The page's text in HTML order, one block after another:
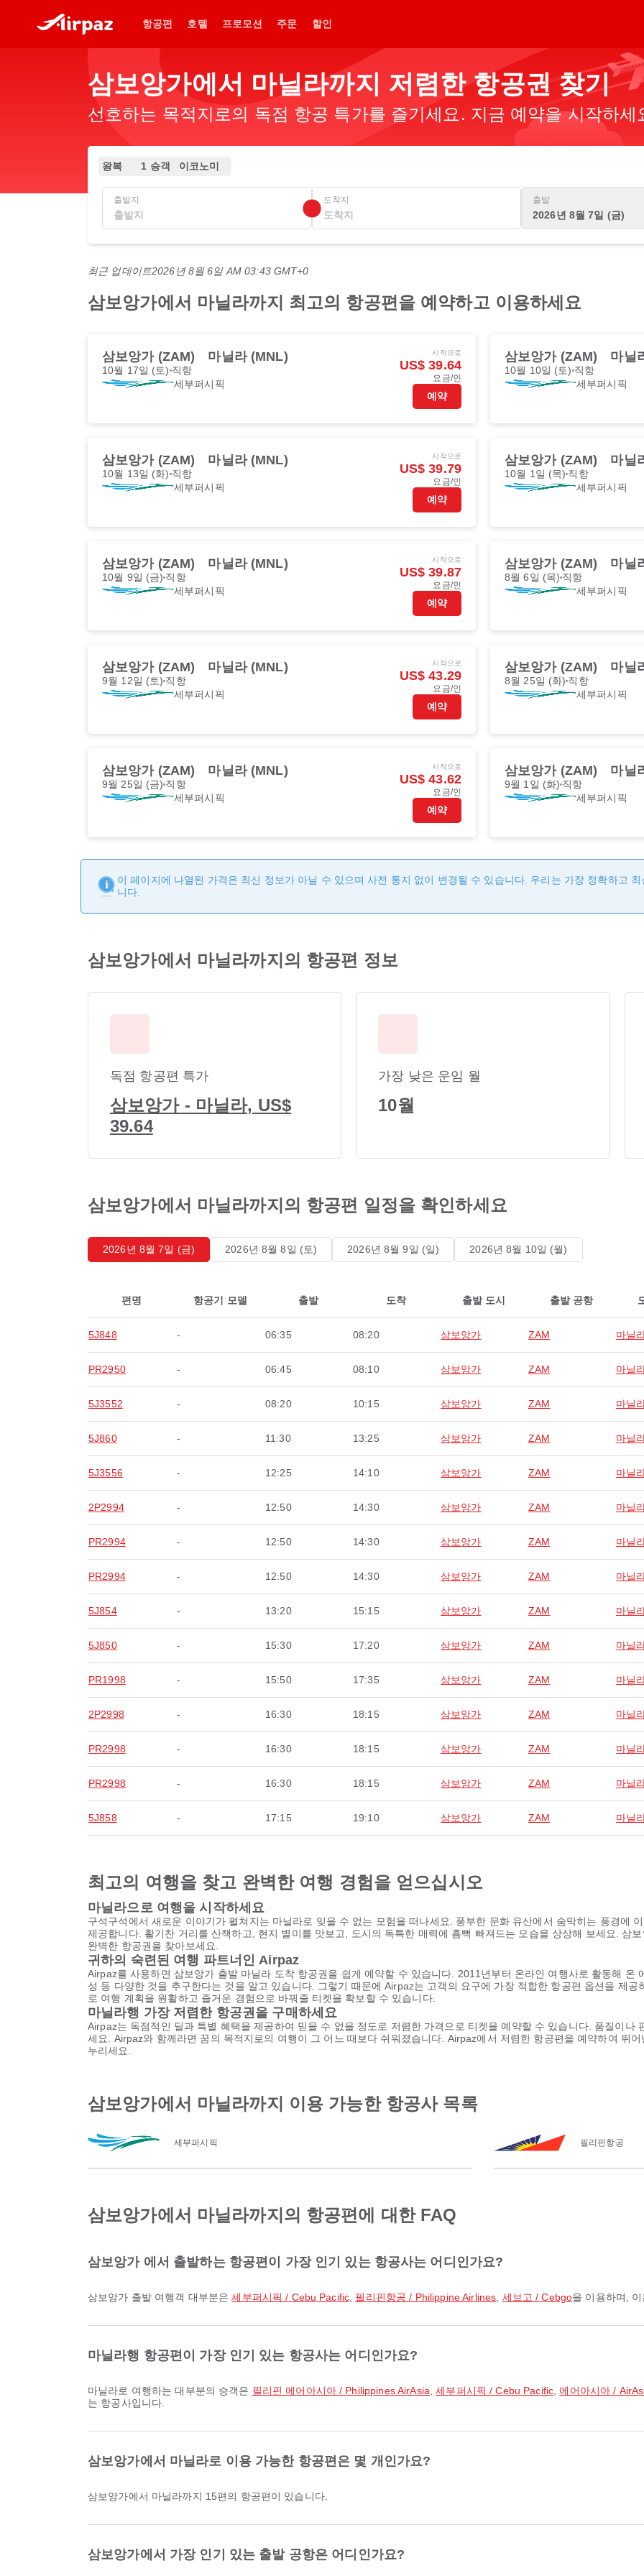
항공편 호텔 프로모션 주문 할인
삼보앙가에서 마닐라까지 저렴한 항공권 찾기
선호하는 목적지로의 독점 항공 특가를 즐기세요. 지금 예약을 시작하세
왕복 1 승객 이코노미
출발지 도착지 출발
2026년 8월 7일 (금)
최근 업데이트2026년 8월 6일 AM 03:43 GMT+0
삼보앙가에서 마닐라까지 최고의 항공편을 예약하고 이용하세요
삼보앙가 (ZAM) 마닐라 (MNL)
10월 17일 (토) 직항
세부퍼시픽
시작으로
US$ 39.64
요금/인
예약
삼보앙가 (ZAM) 마닐
10월 10일 (토) 직항
세부퍼시픽
삼보앙가 (ZAM) 마닐라 (MNL)
10월 13일 (화) 직항
세부퍼시픽
시작으로
US$ 39.79
요금/인
예약
삼보앙가 (ZAM) 마닐
10월 1일 (목) 직항
세부퍼시픽
삼보앙가 (ZAM) 마닐라 (MNL)
10월 9일 (금) 직항
세부퍼시픽
시작으로
US$ 39.87
요금/인
예약
삼보앙가 (ZAM) 마닐
8월 6일 (목) 직항
세부퍼시픽
삼보앙가 (ZAM) 마닐라 (MNL)
9월 12일 (토) 직항
세부퍼시픽
시작으로
US$ 43.29
요금/인
예약
삼보앙가 (ZAM) 마닐
8월 25일 (화) 직항
세부퍼시픽
삼보앙가 (ZAM) 마닐라 (MNL)
9월 25일 (금) 직항
세부퍼시픽
시작으로
US$ 43.62
요금/인
예약
삼보앙가 (ZAM) 마닐
9월 1일 (화) 직항
세부퍼시픽
이 페이지에 나열된 가격은 최신 정보가 아닐 수 있으며 사전 통지 없이 변경될 수 있습니다. 우리는 가장 정확하고
니다.
삼보앙가에서 마닐라까지의 항공편 정보
독점 항공편 특가
삼보앙가 - 마닐라, US$
39.64
가장 낮은 운임 월
10월
삼보앙가에서 마닐라까지의 항공편 일정을 확인하세요
2026년 8월 7일 (금) 2026년 8월 8일 (토) 2026년 8월 9일 (일) 2026년 8월 10일 (월)
편명 항공기 모델 출발 도착 출발 도시 출발 공항
5J848 - 06:35 08:20 삼보앙가 ZAM 마닐
PR2950 - 06:45 08:10 삼보앙가 ZAM 마닐
5J3552 - 08:20 10:15 삼보앙가 ZAM 마닐
5J860 - 11:30 13:25 삼보앙가 ZAM 마닐
5J3556 - 12:25 14:10 삼보앙가 ZAM 마닐
2P2994 - 12:50 14:30 삼보앙가 ZAM 마닐
PR2994 - 12:50 14:30 삼보앙가 ZAM 마닐
PR2994 - 12:50 14:30 삼보앙가 ZAM 마닐
5J854 - 13:20 15:15 삼보앙가 ZAM 마닐
5J850 - 15:30 17:20 삼보앙가 ZAM 마닐
PR1998 - 15:50 17:35 삼보앙가 ZAM 마닐
2P2998 - 16:30 18:15 삼보앙가 ZAM 마닐
PR2998 - 16:30 18:15 삼보앙가 ZAM 마닐
PR2998 - 16:30 18:15 삼보앙가 ZAM 마닐
5J858 - 17:15 19:10 삼보앙가 ZAM 마닐
최고의 여행을 찾고 완벽한 여행 경험을 얻으십시오
마닐라으로 여행을 시작하세요
구석구석에서 새로운 이야기가 펼쳐지는 마닐라로 잊을 수 없는 모험을 떠나세요. 풍부한 문화 유산에서 숨막히는 풍경에
제공합니다. 활기찬 거리를 산책하고, 현지 별미를 맛보고, 도시의 독특한 매력에 흠뻑 빠져드는 모습을 상상해 보세요. 삼
완벽한 항공권을 찾아보세요.
귀하의 숙련된 여행 파트너인 Airpaz
Airpaz를 사용하면 삼보앙가 출발 마닐라 도착 항공권을 쉽게 예약할 수 있습니다. 2011년부터 온라인 여행사로 활동해 온
성 등 다양한 것을 추구한다는 것을 알고 있습니다. 그렇기 때문에 Airpaz는 고객의 요구에 가장 적합한 항공편 옵션을 제
로 여행 계획을 원활하고 즐거운 경험으로 바꿔줄 티켓을 확보할 수 있습니다.
마닐라행 가장 저렴한 항공권을 구매하세요
Airpaz는 독점적인 딜과 특별 혜택을 제공하여 믿을 수 없을 정도로 저렴한 가격으로 티켓을 예약할 수 있습니다. 품질이나
세요. Airpaz와 함께라면 꿈의 목적지로의 여행이 그 어느 때보다 쉬워졌습니다. Airpaz에서 저렴한 항공편을 예약하여 뛰
누리세요.
삼보앙가에서 마닐라까지 이용 가능한 항공사 목록
세부퍼시픽 필리핀항공
삼보앙가에서 마닐라까지의 항공편에 대한 FAQ
삼보앙가 에서 출발하는 항공편이 가장 인기 있는 항공사는 어디인가요?
삼보앙가 출발 여행객 대부분은세부퍼시픽 / Cebu Pacific 필리핀항공 / Philippine Airlines 세브고 / Cebgo을 이용하며,
마닐라행 항공편이 가장 인기 있는 항공사는 어디인가요?
마닐라로 여행하는 대부분의 승객은 필리핀 에어아시아 / Philippines AirAsia ,세부퍼시픽 / Cebu Pacific ,에어아시아 /
는 항공사입니다.
삼보앙가에서 마닐라로 이용 가능한 항공편은 몇 개인가요?
삼보앙가에서 마닐라까지 15편의 항공편이 있습니다.
삼보앙가에서 가장 인기 있는 출발 공항은 어디인가요?